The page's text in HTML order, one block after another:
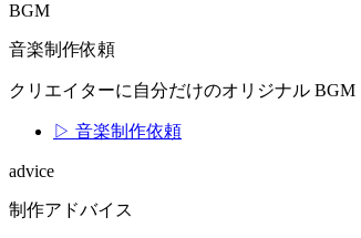
BGM
音楽制作依頼
クリエイターに自分だけのオリジナル
▷ 音楽制作依頼
advice
制作アドバイス